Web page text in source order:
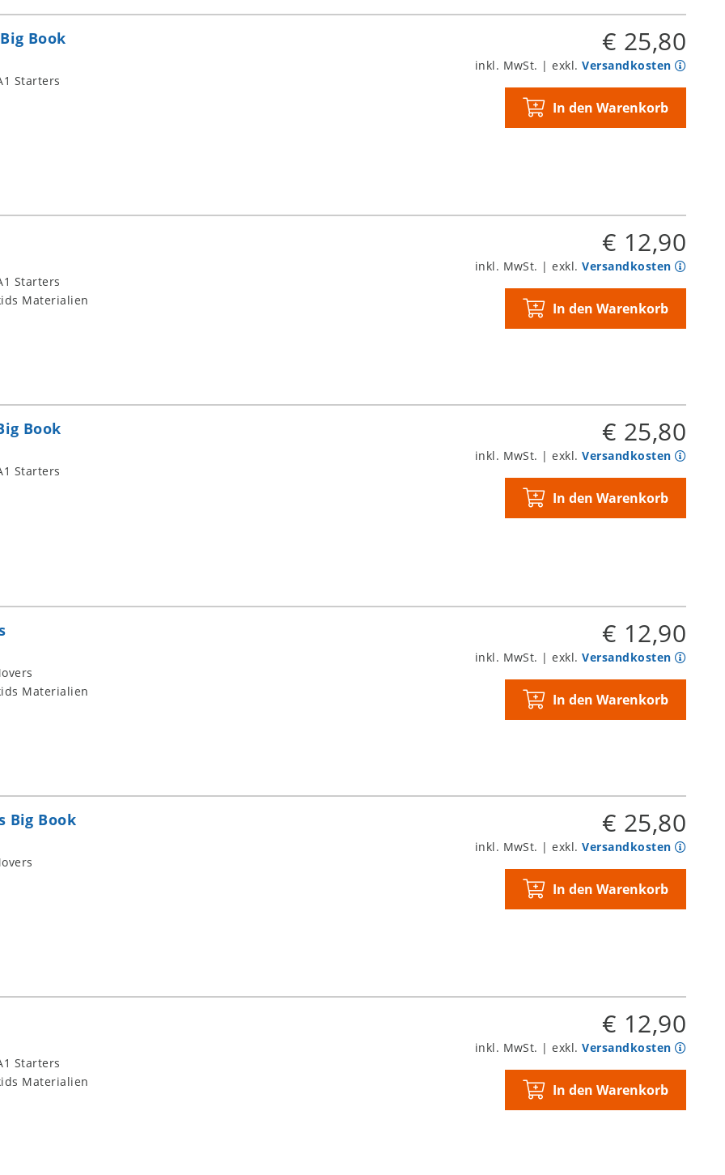
Book
Starters
€ 25,80
inkl. MwSt. | exkl.Versandkosten
In den Warenkorb
Starters
Materialien
€ 12,90
inkl. MwSt. | exkl.Versandkosten
In den Warenkorb
Book
Starters
€ 25,80
inkl. MwSt. | exkl.Versandkosten
In den Warenkorb
Materialien
€ 12,90
inkl. MwSt. | exkl.Versandkosten
In den Warenkorb
Big Book € 25,80
inkl. MwSt. | exkl.Versandkosten
In den Warenkorb
Starters
Materialien
€ 12,90
inkl. MwSt. | exkl.Versandkosten
In den Warenkorb